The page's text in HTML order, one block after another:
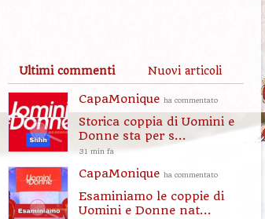
Ultimi commenti Nuovi articoli
CapaMonique ha commentato
Storica coppia di Uomini e
Donne sta per s...
31 min fa
CapaMonique ha commentato
Esaminiamo le coppie di
Uomini e Donne nat...